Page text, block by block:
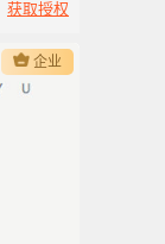
获取授权
企业